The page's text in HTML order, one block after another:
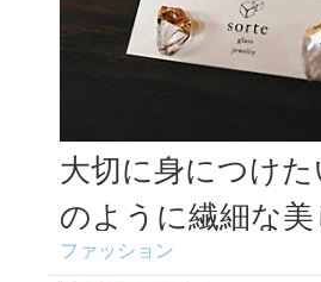
大切に身につけた
のように繊細な美
「sorte glass jewel...
ファッション